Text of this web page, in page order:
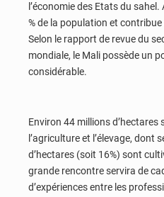
l’économie des Etats du
% de la population et
Selon le rapport de revue du
mondiale, le Mali possède un
considérable.
Environ 44 millions
l’agriculture et l’élevage, dont
d’hectares (soit 16%) sont
grande rencontre servira de
d’expériences entre les